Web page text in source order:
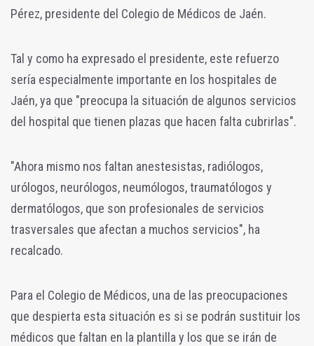
Pérez, presidente del Colegio de Médicos de Jaén.
Tal y como ha expresado el presidente, este refuerzo
sería especialmente importante en los hospitales de
Jaén, ya que "preocupa la situación de algunos servicios
del hospital que tienen plazas que hacen falta cubrirlas".
"Ahora mismo nos faltan anestesistas, radiólogos,
urólogos, neurólogos, neumólogos, traumatólogos y
dermatólogos, que son profesionales de servicios
trasversales que afectan a muchos servicios", ha
recalcado.
Para el Colegio de Médicos, una de las preocupaciones
que despierta esta situación es si se podrán sustituir los
médicos que faltan en la plantilla y los que se irán de